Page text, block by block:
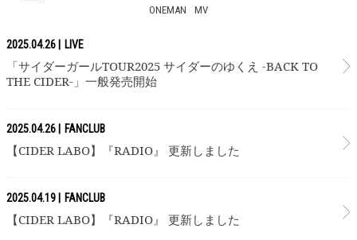
ONEMAN
MV
2025.04.26 LIVE
「サイダーガールTOUR2025 サイダーのゆくえ -BACK TO
THE CIDER-」一般発売開始
2025.04.26 FANCLUB
【CIDER LABO】『RADIO』 更新しました
2025.04.19 FANCLUB
【CIDER LABO】『RADIO』 更新しました